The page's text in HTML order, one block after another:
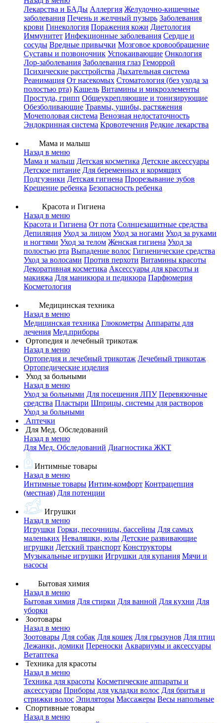
Лекарства и БАДы Аллергия Желудочно-кишечные
заболевания Печень и желчный пузырь Заболевания
крови Гинекология Поражения кожи Диетология
Иммунитет Инфекционные заболевания Сердце и
сосуды Вредные привычки Мозговое кровообращение
Суставы и позвоночник Успокаивающие Онкология
Лор-заболевания Заболевания глаз Геморрой
Психические расстройства Дыхательная система
Реанимация От насекомых Стоматология (без ухода за
полостью рта) Кашель Витамины и микроэлементы
Простуда, грипп Общеукрепляющие и тонизирующие
Обезболивающие Травмы, ушибы, растяжения
Мочеполовая система Венозная недостаточность
Эндокринная система Кровотечения Редкие лекарства
Мама и малыш
Назад в меню
Мама и малыш Детская косметика Детские аксессуары
Детское питание Для беременных и кормящих
Подгузники Детская гигиена Прорезывание зубов
Крещение ребенка Безопасность ребенка
Красота и Гигиена
Назад в меню
Красота и Гигиена От пота Солнцезащитные средства
Депиляция Уход за лицом Уход за ногами Уход за руками
и ногтями Уход за телом Женская гигиена Уход за
полостью рта Выпадение волос Гигиенические средства
Уход за волосами Против перхоти Витамины красоты
Декоративная косметика Аксессуары для красоты и
макияжа Для маникюра и педикюра Парфюмерия
Косметология
Медицинская техника
Назад в меню
Медицинская техника Глюкометры Аппараты для
лечения Мед.приборы
Ортопедия и лечебный трикотаж
Назад в меню
Ортопедия и лечебный трикотаж Лечебный трикотаж
Ортопедические изделия
Уход за больными
Назад в меню
Уход за больными Для посещения ЛПУ Перевязочные
средства Пластыри Шприцы, системы для растворов
Уход за больными
Аптечки
Для Мед. Обследований
Назад в меню
Для Мед. Обследований Диагностика ЖКТ
Интимные товары
Назад в меню
Интимные товары Интим-комфорт Контрацепция
(местная) Для потенции
Игрушки
Назад в меню
Игрушки Горки, песочницы, бассейны Для самых
маленьких Неваляшки, юлы Детские развивающие
игрушки Детский транспорт Конструкторы
Музыкальные игрушки Игрушки для купания Мячи и
насосы
Бытовая химия
Назад в меню
Бытовая химия Для стирки Для ванной Для кухни Для
уборки
Зоотовары
Назад в меню
Зоотовары Для собак Для кошек Для грызунов Для птиц
Лежанки, домики Переноски Аквариумы и аксессуары
Ветаптека
Техника для красоты
Назад в меню
Техника для красоты Косметические аппараты и
аксессуары Приборы для укладки волос Для бритья и
стрижки волос Эпиляторы Массажеры Весы напольные
Спортивные товары
Назад в меню